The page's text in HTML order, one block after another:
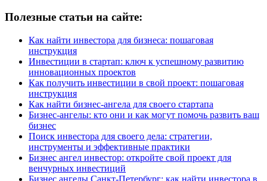
Полезные статьи на сайте:
Как найти инвестора для бизнеса: пошаговая
инструкция
Инвестиции в стартап: ключ к успешному развитию
инновационных проектов
Как получить инвестиции в свой проект: пошаговая
инструкция
Как найти бизнес-ангела для своего стартапа
Бизнес-ангелы: кто они и как могут помочь развить ваш
бизнес
Поиск инвестора для своего дела: стратегии,
инструменты и эффективные практики
Бизнес ангел инвестор: откройте свой проект для
венчурных инвестиций
Бизнес ангелы Санкт-Петербург: как найти инвестора в